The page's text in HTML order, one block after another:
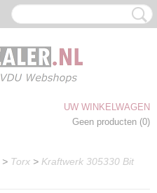
UW WINKELWAGEN
Geen producten (0)
> Torx > Kraftwerk 305330 Bit